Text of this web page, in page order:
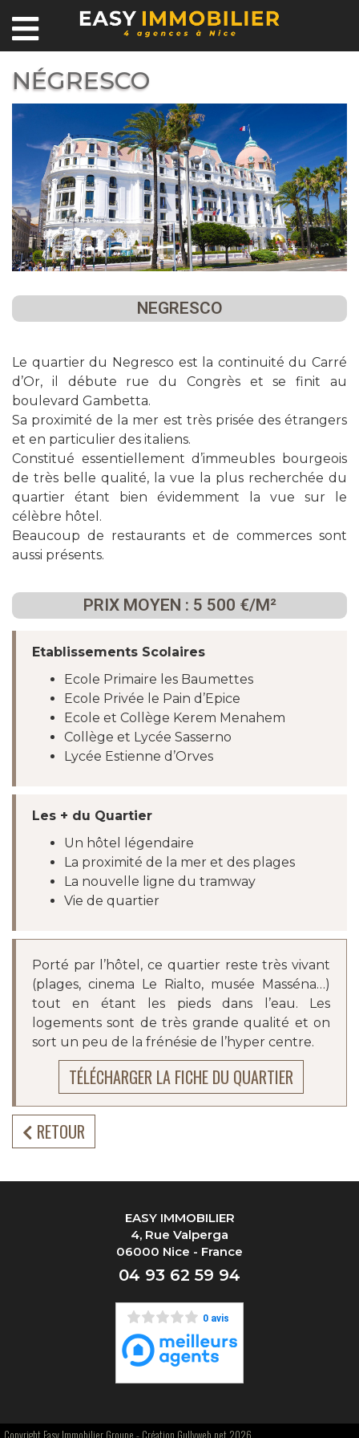
NÉGRESCO
NEGRESCO
Le quartier du Negresco est la continuité du Carré
d’Or, il débute rue du Congrès et se finit au
boulevard Gambetta.
Sa proximité de la mer est très prisée des étrangers
et en particulier des italiens.
Constitué essentiellement d’immeubles bourgeois
de très belle qualité, la vue la plus recherchée du
quartier étant bien évidemment la vue sur le
célèbre hôtel.
Beaucoup de restaurants et de commerces sont
aussi présents.
PRIX MOYEN : 5 500 €/M²
Etablissements Scolaires
Ecole Primaire les Baumettes
Ecole Privée le Pain d’Epice
Ecole et Collège Kerem Menahem
Collège et Lycée Sasserno
Lycée Estienne d’Orves
Les + du Quartier
Un hôtel légendaire
La proximité de la mer et des plages
La nouvelle ligne du tramway
Vie de quartier
Porté par l’hôtel, ce quartier reste très vivant
(plages, cinema Le Rialto, musée Masséna…)
tout en étant les pieds dans l’eau. Les
logements sont de très grande qualité et on
sort un peu de la frénésie de l’hyper centre.
TÉLÉCHARGER LA FICHE DU QUARTIER
RETOUR
EASY IMMOBILIER
4, Rue Valperga
06000 Nice - France
04 93 62 59 94
0 avis
Copyright Easy Immobilier Groupe - Création Gullyweb.net 2026